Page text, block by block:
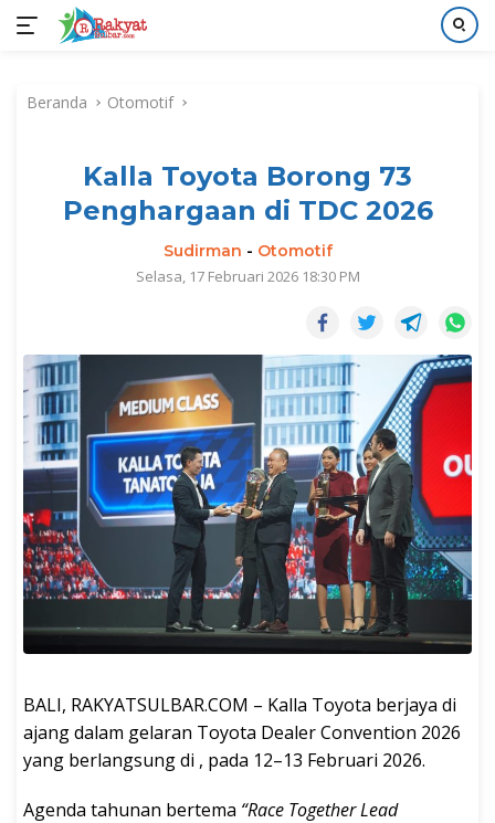
kontenBeranda Otomotif
Kalla Toyota Borong 73
Penghargaan di TDC 2026
Sudirman - Otomotif
Selasa, 17 Februari 2026 18:30 PM
BALI, RAKYATSULBAR.COM – Kalla Toyota berjaya di
ajang dalam gelaran Toyota Dealer Convention 2026
yang berlangsung di , pada 12–13 Februari 2026.
Agenda tahunan bertema “Race Together Lead